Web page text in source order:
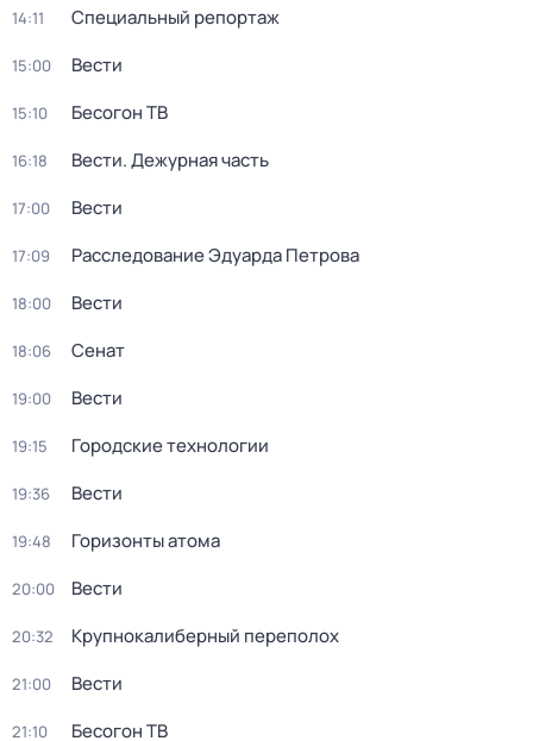
14:11 Специальный репортаж
15:00 Вести
15:10 Бесогон ТВ
16:18 Вести. Дежурная часть
17:00 Вести
17:09 Расследование Эдуарда Петрова
18:00 Вести
18:06 Сенат
19:00 Вести
19:15 Городские технологии
19:36 Вести
19:48 Горизонты атома
20:00 Вести
20:32 Крупнокалиберный переполох
21:00 Вести
21:10 Бесогон ТВ